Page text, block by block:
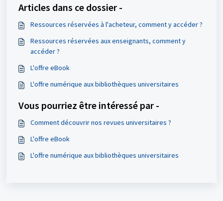
Articles dans ce dossier -
Ressources réservées à l'acheteur, comment y accéder ?
Ressources réservées aux enseignants, comment y
accéder ?
L'offre eBook
L'offre numérique aux bibliothèques universitaires
Vous pourriez être intéressé par -
Comment découvrir nos revues universitaires ?
L'offre eBook
L'offre numérique aux bibliothèques universitaires